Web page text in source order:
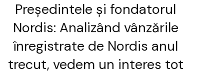
Președintele și fondatorul
Nordis: Analizând vânzările
înregistrate de Nordis anul
trecut, vedem un interes tot